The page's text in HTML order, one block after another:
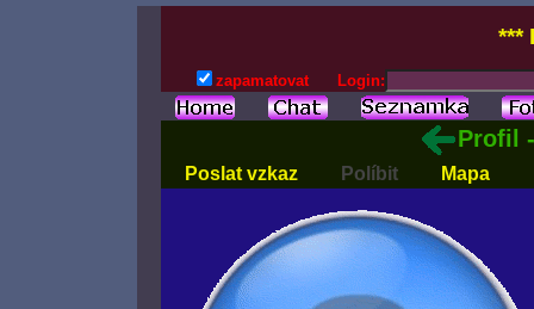
***
zapamatovat Login:
Profil
Poslat vzkaz Políbit Mapa